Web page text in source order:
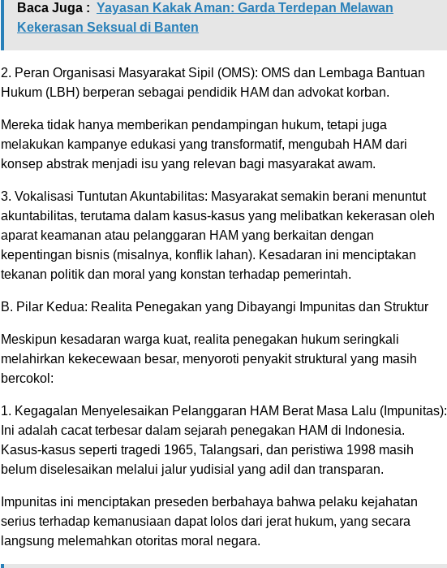
Baca Juga : Yayasan Kakak Aman: Garda Terdepan Melawan
Kekerasan Seksual di Banten
2. Peran Organisasi Masyarakat Sipil (OMS): OMS dan Lembaga Bantuan
Hukum (LBH) berperan sebagai pendidik HAM dan advokat korban.
Mereka tidak hanya memberikan pendampingan hukum, tetapi juga
melakukan kampanye edukasi yang transformatif, mengubah HAM dari
konsep abstrak menjadi isu yang relevan bagi masyarakat awam.
3. Vokalisasi Tuntutan Akuntabilitas: Masyarakat semakin berani menuntut
akuntabilitas, terutama dalam kasus-kasus yang melibatkan kekerasan oleh
aparat keamanan atau pelanggaran HAM yang berkaitan dengan
kepentingan bisnis (misalnya, konflik lahan). Kesadaran ini menciptakan
tekanan politik dan moral yang konstan terhadap pemerintah.
B. Pilar Kedua: Realita Penegakan yang Dibayangi Impunitas dan Struktur
Meskipun kesadaran warga kuat, realita penegakan hukum seringkali
melahirkan kekecewaan besar, menyoroti penyakit struktural yang masih
bercokol:
1. Kegagalan Menyelesaikan Pelanggaran HAM Berat Masa Lalu (Impunitas):
Ini adalah cacat terbesar dalam sejarah penegakan HAM di Indonesia.
Kasus-kasus seperti tragedi 1965, Talangsari, dan peristiwa 1998 masih
belum diselesaikan melalui jalur yudisial yang adil dan transparan.
Impunitas ini menciptakan preseden berbahaya bahwa pelaku kejahatan
serius terhadap kemanusiaan dapat lolos dari jerat hukum, yang secara
langsung melemahkan otoritas moral negara.